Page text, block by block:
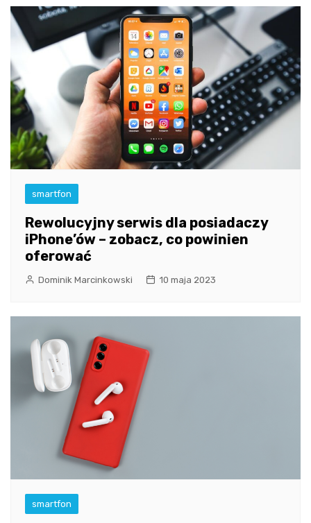
smartfon
Rewolucyjny serwis dla posiadaczy
iPhone’ów – zobacz, co powinien
oferować
Dominik Marcinkowski 10 maja 2023
smartfon